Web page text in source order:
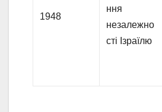
1948
ння
незалежно
сті Ізраїлю